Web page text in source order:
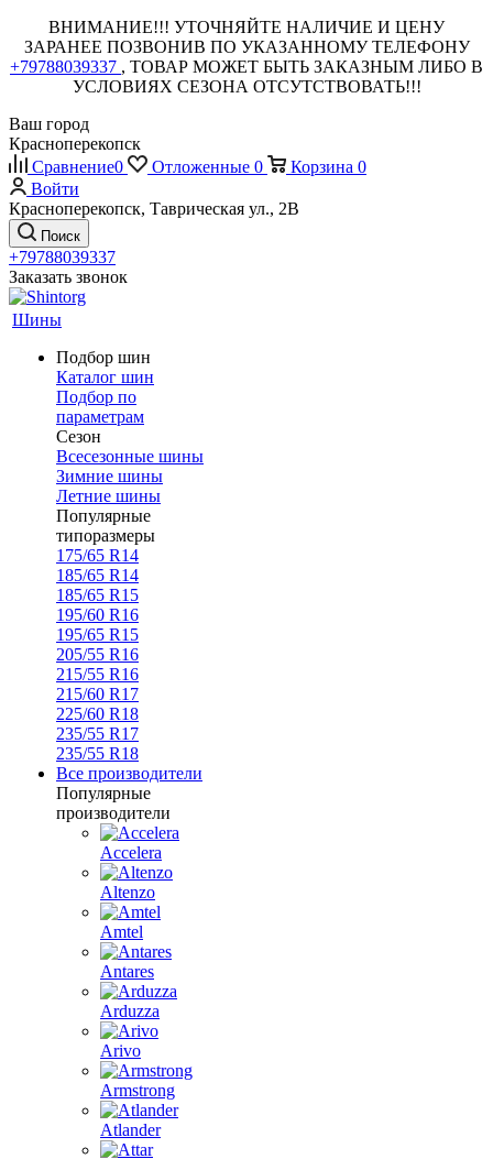
ВНИМАНИЕ!!! УТОЧНЯЙТЕ НАЛИЧИЕ И ЦЕНУ
ЗАРАНЕЕ ПОЗВОНИВ ПО УКАЗАННОМУ ТЕЛЕФОНУ
+79788039337 , ТОВАР МОЖЕТ БЫТЬ ЗАКАЗНЫМ ЛИБО В
УСЛОВИЯХ СЕЗОНА ОТСУТСТВОВАТЬ!!!
Ваш город
Красноперекопск
Сравнение0 Отложенные 0 Корзина 0
Войти
Красноперекопск, Таврическая ул., 2В
Поиск
+79788039337
Заказать звонок
Шины
Подбор шин
Каталог шин
Подбор по
параметрам
Сезон
Всесезонные шины
Зимние шины
Летние шины
Популярные
типоразмеры
175/65 R14
185/65 R14
185/65 R15
195/60 R16
195/65 R15
205/55 R16
215/55 R16
215/60 R17
225/60 R18
235/55 R17
235/55 R18
Все производители
Популярные
производители
Accelera
Altenzo
Amtel
Antares
Arduzza
Arivo
Armstrong
Atlander